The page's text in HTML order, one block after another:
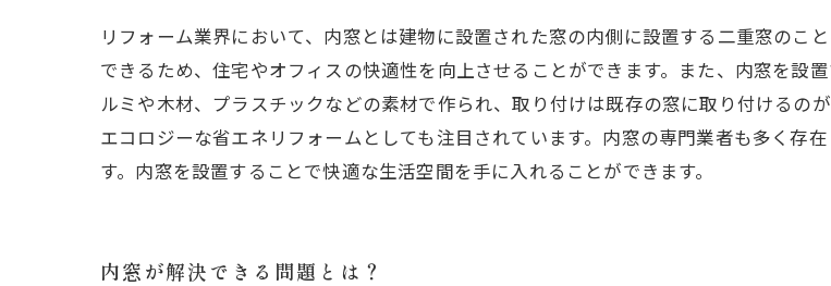
リフォーム業界において、内窓とは建物に設置された窓の内側に設置する二重窓のこ
できるため、住宅やオフィスの快適性を向上させることができます。また、内窓を設
ルミや木材、プラスチックなどの素材で作られ、取り付けは既存の窓に取り付けるの
エコロジーな省エネリフォームとしても注目されています。内窓の専門業者も多く存
す。内窓を設置することで快適な生活空間を手に入れることができます。
内窓が解決できる問題とは？